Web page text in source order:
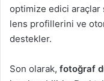
optimize edici araçlar
lens profillerini ve
destekler.
Son olarak, fotoğraf